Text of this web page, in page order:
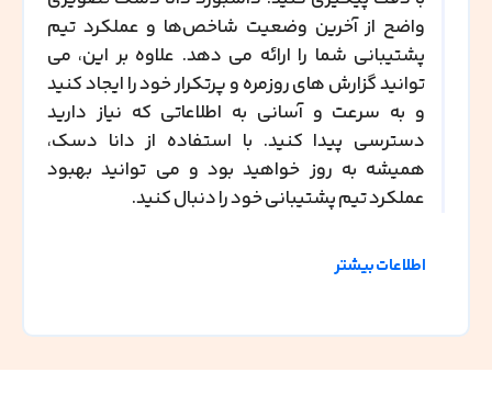
واضح از آخرین وضعیت شاخص‌ها و عملکرد تیم
پشتیبانی شما را ارائه می دهد. علاوه بر این، می
توانید گزارش های روزمره و پرتکرار خود را ایجاد کنید
و به سرعت و آسانی به اطلاعاتی که نیاز دارید
دسترسی پیدا کنید. با استفاده از دانا دسک،
همیشه به روز خواهید بود و می توانید بهبود
عملکرد تیم پشتیبانی خود را دنبال کنید.
اطلاعات بیشتر